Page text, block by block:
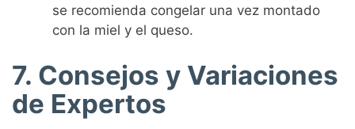
se recomienda congelar una vez montado
con la miel y el queso.
7. Consejos y Variaciones
de Expertos